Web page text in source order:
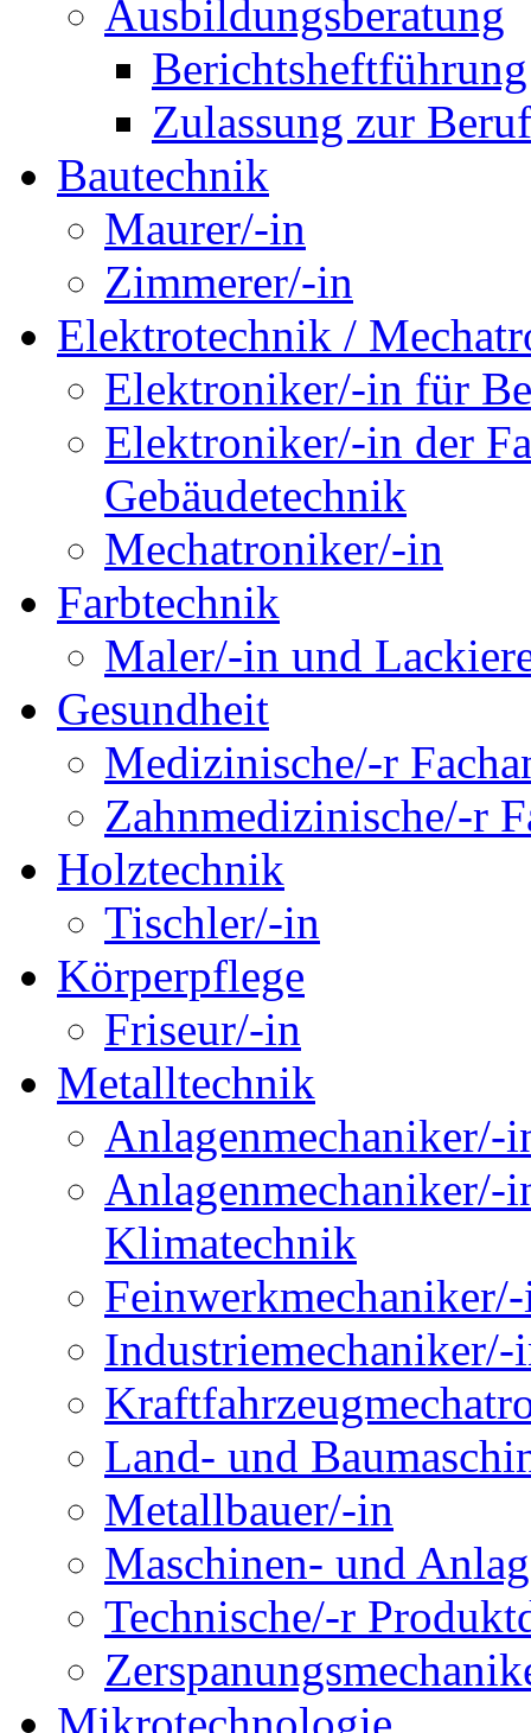
Ausbildungsberatung
Berichtsheftführung
Zulassung zur
Bautechnik
Maurer/-in
Zimmerer/-in
Elektrotechnik /
Elektroniker/-in für
Elektroniker/-in der
Gebäudetechnik
Mechatroniker/-in
Farbtechnik
Maler/-in und
Gesundheit
Medizinische/-r
Zahnmedizinische/-r
Holztechnik
Tischler/-in
Körperpflege
Friseur/-in
Metalltechnik
Anlagenmechaniker/-
Anlagenmechaniker/-
Klimatechnik
Industriemechaniker/-
Land- und
Metallbauer/-in
Maschinen- und
Technische/-r
Mikrotechnologie